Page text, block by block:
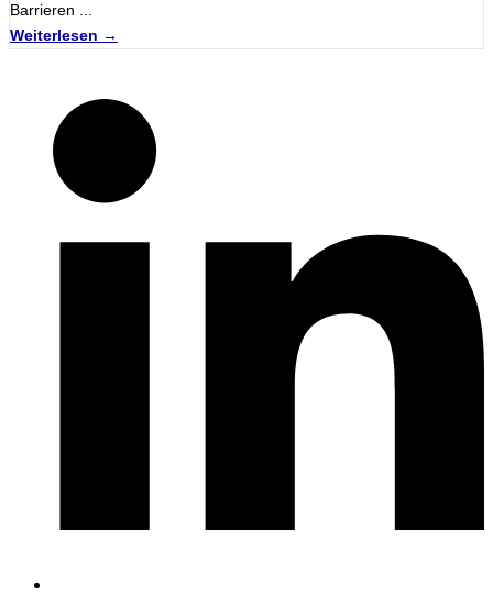
Barrieren ...
Weiterlesen →